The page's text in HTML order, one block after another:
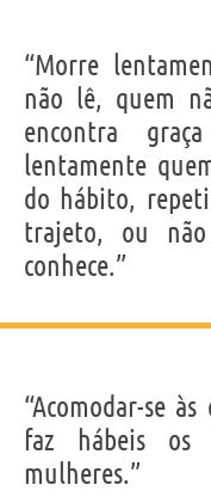
“Morre
não lê, quem
encontra
lentamente
do hábito,
trajeto, ou não
conhece.”
“Acomodar-se
faz hábeis os
mulheres.”